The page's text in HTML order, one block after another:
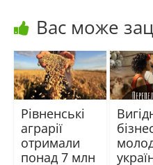
Вас може
Рівненські
аграрії
отримали
понад 7 млн